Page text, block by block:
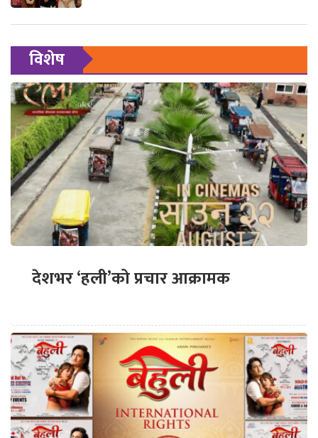
विशेष
देशभर ‘हली’को प्रचार आक्रामक